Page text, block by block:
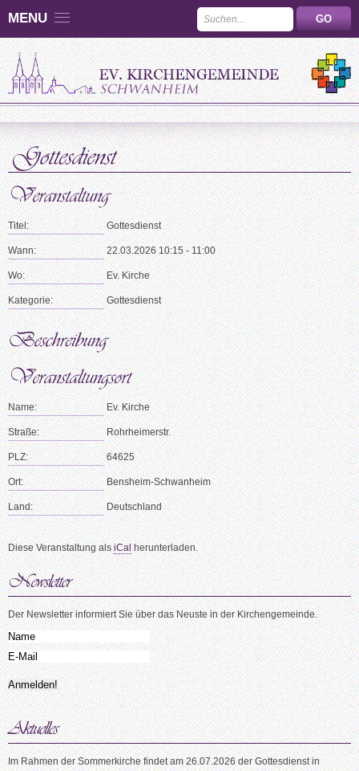
MENU
Titel: Gottesdienst
Wann: 22.03.2026 10:15 - 11:00
Wo: Ev. Kirche
Kategorie: Gottesdienst
Name: Ev. Kirche
Straße: Rohrheimerstr.
PLZ: 64625
Ort: Bensheim-Schwanheim
Land: Deutschland
Diese Veranstaltung alsiCalherunterladen.
Der Newsletter informiert Sie über das Neuste in der Kirchengemeinde.
Im Rahmen der Sommerkirche findet am 26.07.2026 der Gottesdienst in